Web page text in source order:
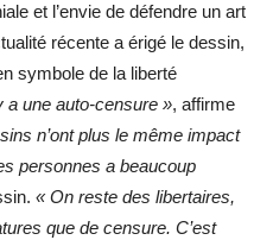
et l’envie de défendre un art
récente a érigé le dessin,
symbole de la liberté
a une auto-censure », affirme
n’ont plus le même impact
personnes a beaucoup
« On reste des libertaires,
que de censure. C’est